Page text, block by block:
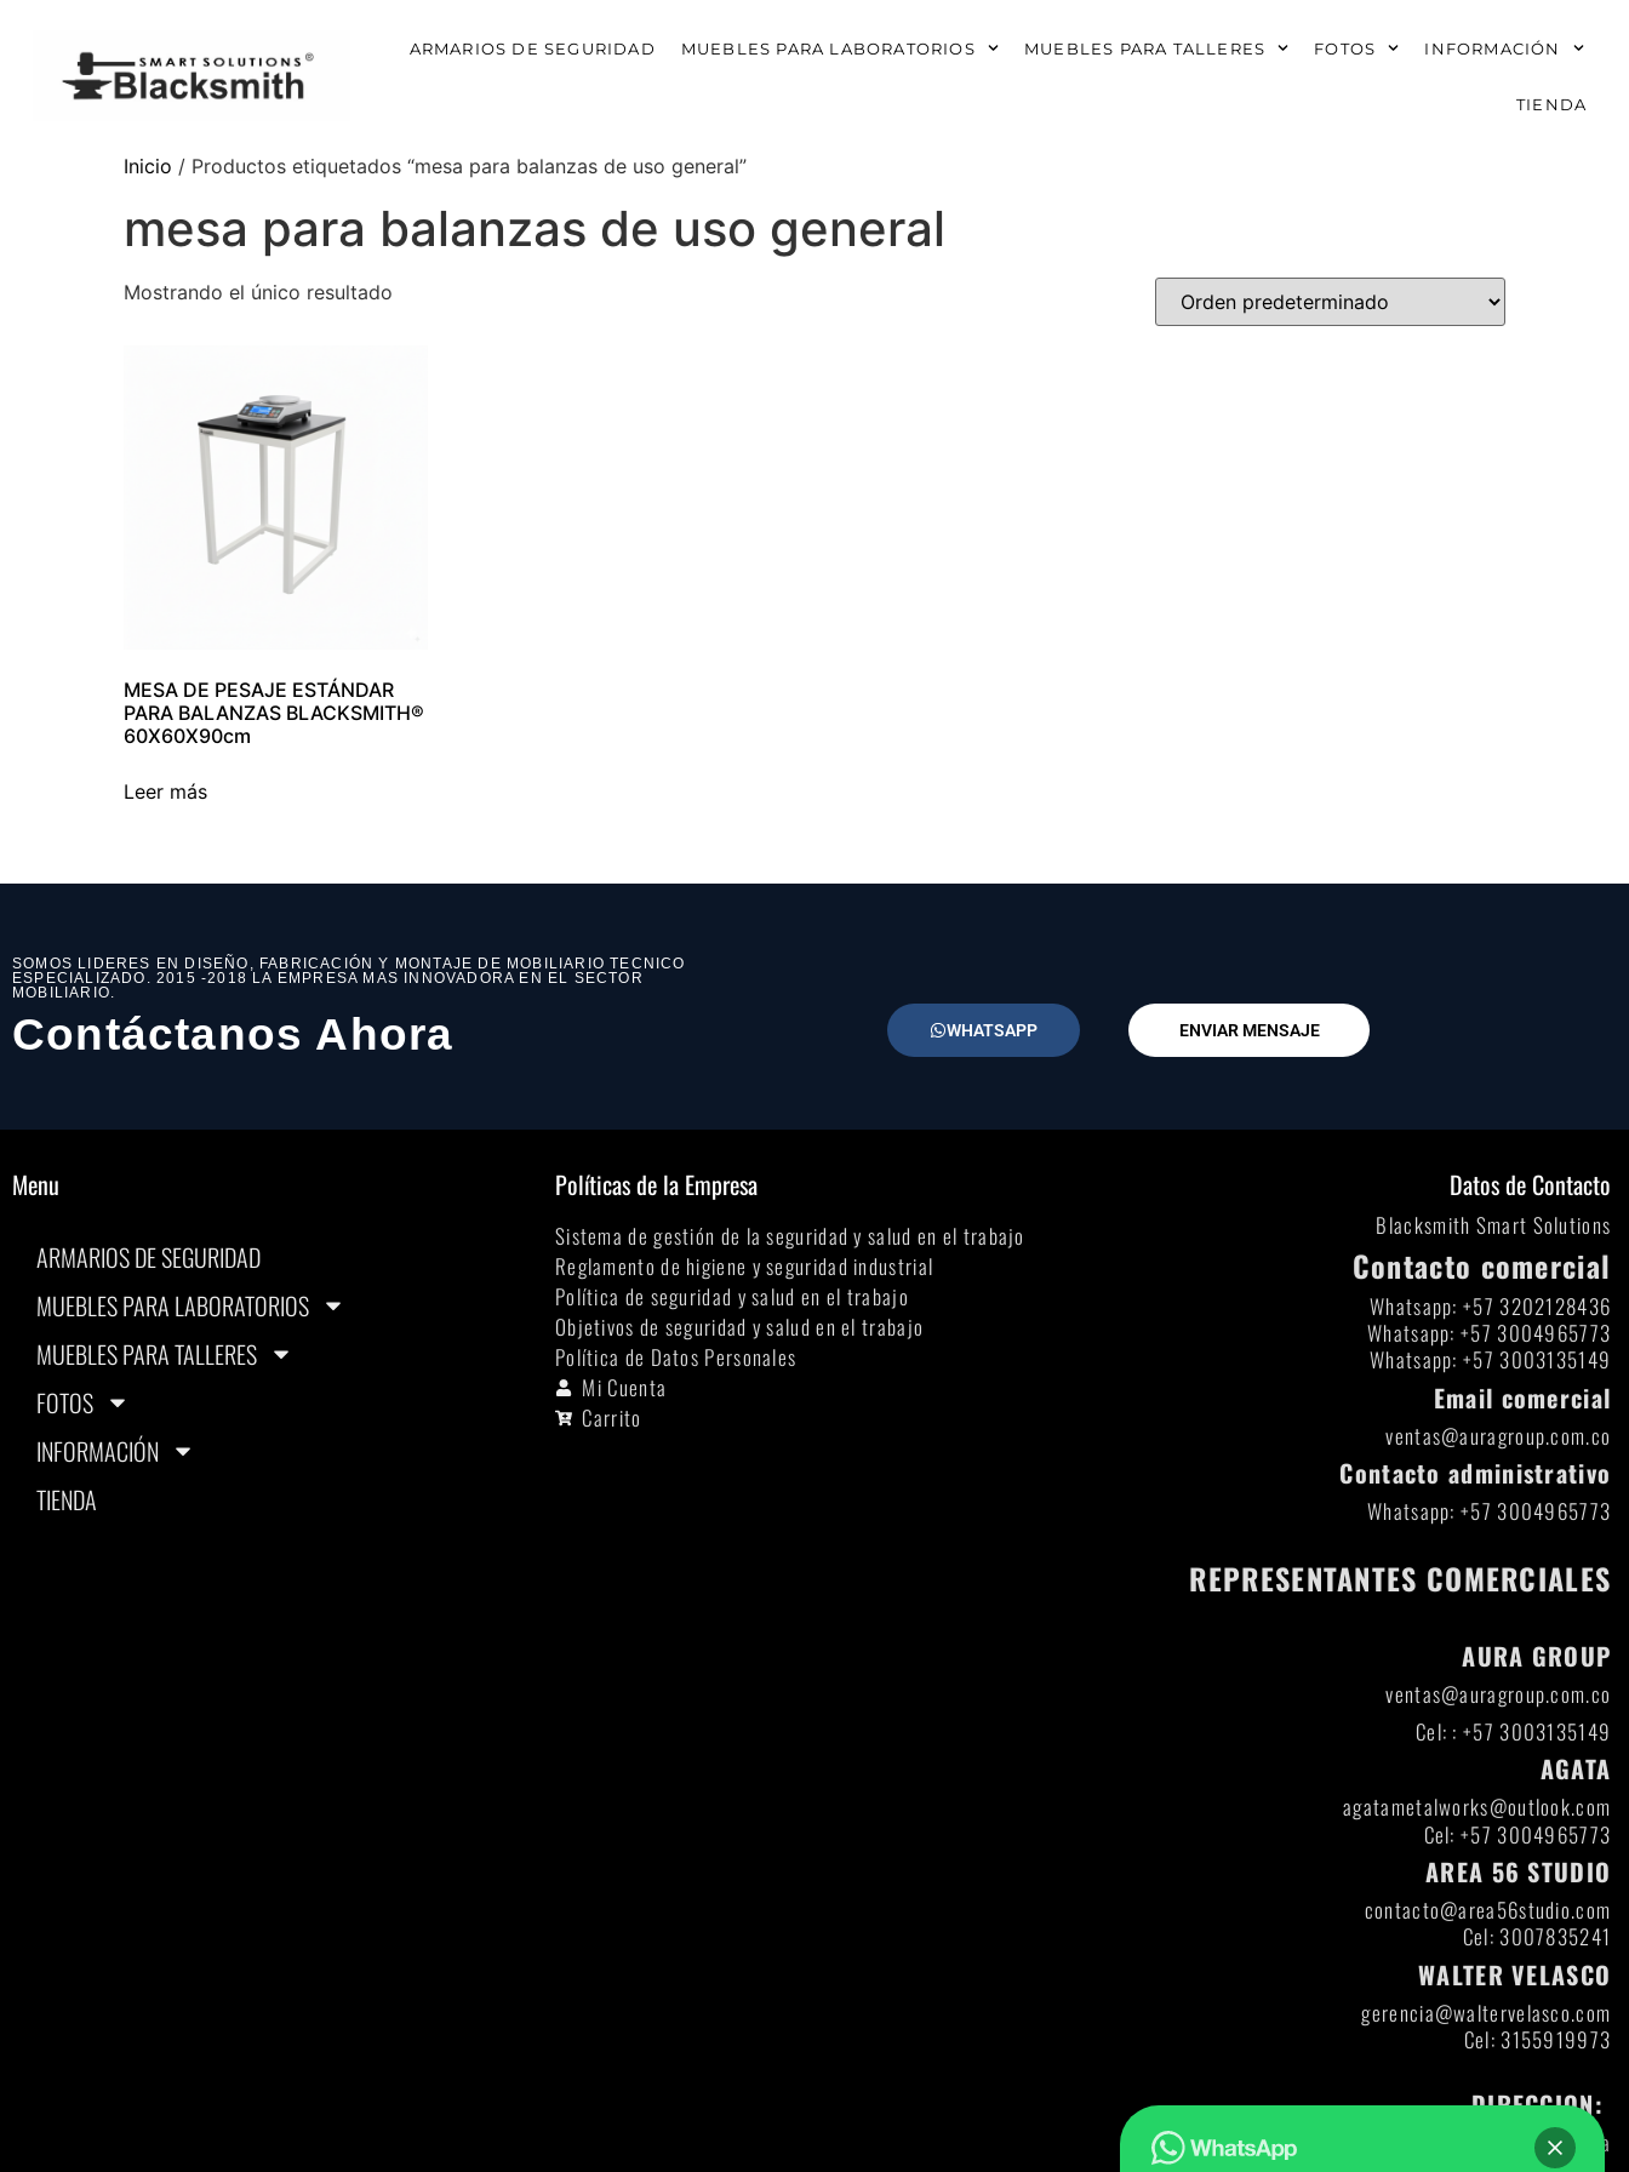
ARMARIOS DE SEGURIDAD MUEBLES PARA LABORATORIOS MUEBLES PARA TALLERES FOTOS INFORMACIÓN
TIENDA
Inicio / Productos etiquetados “mesa para balanzas de uso general”
mesa para balanzas de uso general
Mostrando el único resultado
MESA DE PESAJE ESTÁNDAR
PARA BALANZAS BLACKSMITH®
60X60X90cm
Leer más
SOMOS LIDERES EN DISEÑO, FABRICACIÓN Y MONTAJE DE MOBILIARIO TECNICO
ESPECIALIZADO. 2015 -2018 LA EMPRESA MAS INNOVADORA EN EL SECTOR
MOBILIARIO.
Contáctanos Ahora WHATSAPP ENVIAR MENSAJE
Menu
ARMARIOS DE SEGURIDAD
MUEBLES PARA LABORATORIOS
MUEBLES PARA TALLERES
FOTOS
INFORMACIÓN
TIENDA
Políticas de la Empresa
Sistema de gestión de la seguridad y salud en el trabajo
Reglamento de higiene y seguridad industrial
Política de seguridad y salud en el trabajo
Objetivos de seguridad y salud en el trabajo
Política de Datos Personales
Mi Cuenta
Carrito
Datos de Contacto
Blacksmith Smart Solutions
Contacto comercial
Whatsapp: +57 3202128436
Whatsapp: +57 3004965773
Whatsapp: +57 3003135149
Email comercial
ventas@auragroup.com.co
Contacto administrativo
Whatsapp: +57 3004965773
REPRESENTANTES COMERCIALES
AURA GROUP
ventas@auragroup.com.co
Cel: : +57 3003135149
AGATA
agatametalworks@outlook.com
Cel: +57 3004965773
AREA 56 STUDIO
contacto@area56studio.com
Cel: 3007835241
WALTER VELASCO
gerencia@waltervelasco.com
Cel: 3155919973
DIRECCION:
Itagui- Antioquia